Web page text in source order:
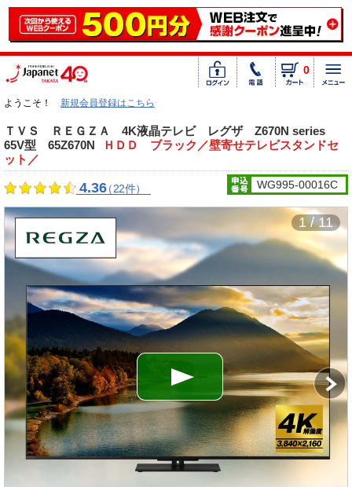
0
ようこそ！ 新規会員登録はこちら
ＴＶＳ ＲＥＧＺＡ 4K液晶テレビ レグザ Z670N series
65V型 65Z670N
ＨＤＤ ブラック／壁寄せテレビスタンドセ
ット／
4.36（22件） WG995-00016C
1 / 11